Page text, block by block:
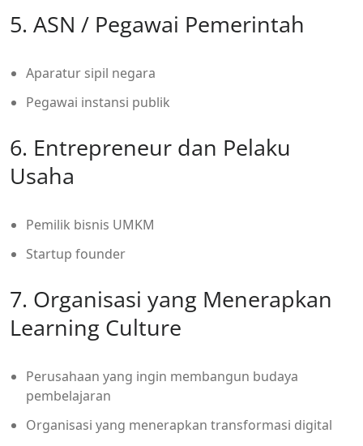
5. ASN / Pegawai Pemerintah
Aparatur sipil negara
Pegawai instansi publik
6. Entrepreneur dan Pelaku
Usaha
Pemilik bisnis UMKM
Startup founder
7. Organisasi yang Menerapkan
Learning Culture
Perusahaan yang ingin membangun budaya
pembelajaran
Organisasi yang menerapkan transformasi digital